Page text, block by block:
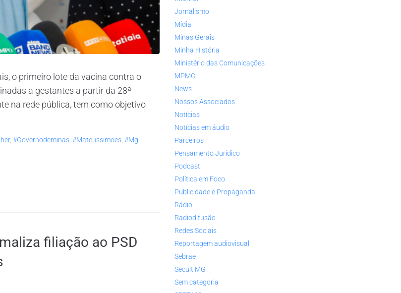
o primeiro lote da vacina contra o
a gestantes a partir da 28ª
na rede pública, tem como objetivo
, #governodeminas, #mateussimoes, #mg,
filiação ao PSD
Jornalismo
Mídia
Minas Gerais
Minha História
Ministério das Comunicações
MPMG
News
Nossos Associados
Notícias
Notícias em áudio
Parceiros
Pensamento Jurídico
Podcast
Política em Foco
Publicidade e Propaganda
Rádio
Radiodifusão
Redes Sociais
Reportagem audiovisual
Sebrae
Secult MG
Sem categoria